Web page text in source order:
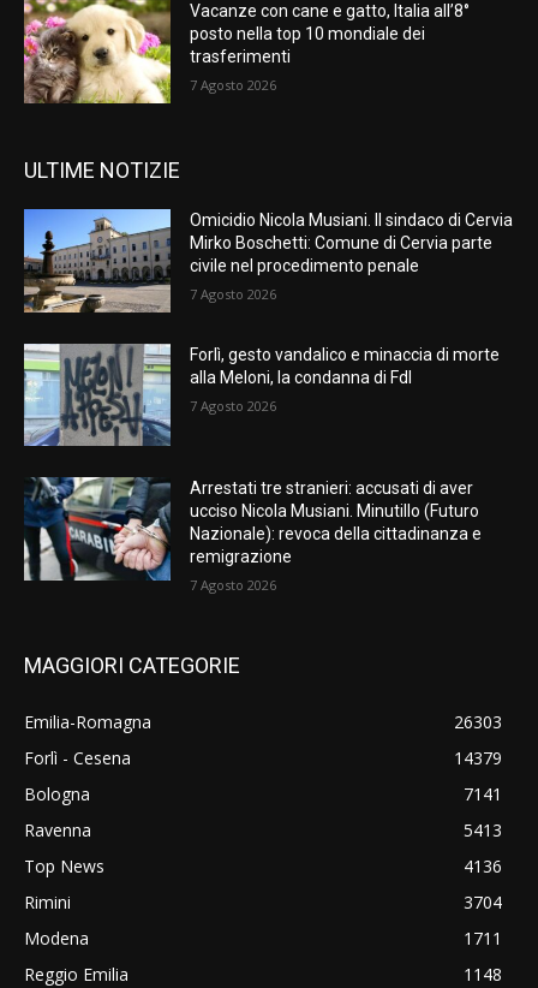
Vacanze con cane e gatto, Italia all’8°
posto nella top 10 mondiale dei
trasferimenti
7 Agosto 2026
ULTIME NOTIZIE
Omicidio Nicola Musiani. Il sindaco di Cervia
Mirko Boschetti: Comune di Cervia parte
civile nel procedimento penale
7 Agosto 2026
Forlì, gesto vandalico e minaccia di morte
alla Meloni, la condanna di FdI
7 Agosto 2026
Arrestati tre stranieri: accusati di aver
ucciso Nicola Musiani. Minutillo (Futuro
Nazionale): revoca della cittadinanza e
remigrazione
7 Agosto 2026
MAGGIORI CATEGORIE
Emilia-Romagna
26303
Forlì - Cesena
14379
Bologna
7141
Ravenna
5413
Top News
4136
Rimini
3704
Modena
1711
Reggio Emilia
1148